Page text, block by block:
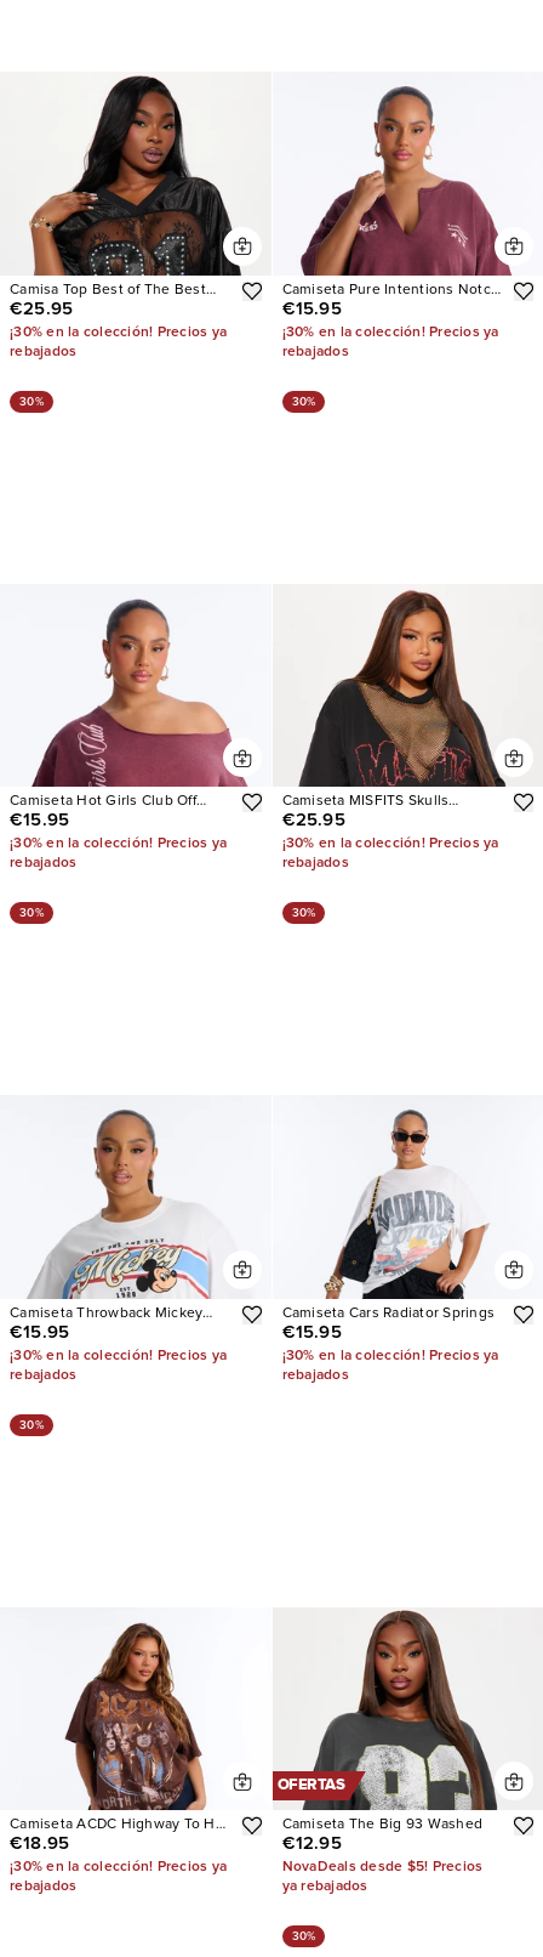
Camisa Top Best of The Best
Lace Jersey
€25.95
¡30% en la colección! Precios ya
rebajados
Camiseta Pure Intentions Notch
Neck Washed
€15.95
¡30% en la colección! Precios ya
rebajados
30%
Camiseta Hot Girls Club Off
Shoulder Oversized
€15.95
¡30% en la colección! Precios ya
rebajados
30%
Camiseta MISFITS Skulls
Rhinestone
€25.95
¡30% en la colección! Precios ya
rebajados
30%
Camiseta Throwback Mickey
Stripe Drop Shoulder
€15.95
¡30% en la colección! Precios ya
rebajados
30%
Camiseta Cars Radiator Springs
€15.95
¡30% en la colección! Precios ya
rebajados
30%
Camiseta ACDC Highway To Hell
Front And Back
€18.95
¡30% en la colección! Precios ya
rebajados
OFERTAS
Camiseta The Big 93 Washed
€12.95
NovaDeals desde $5! Precios
ya rebajados
30%